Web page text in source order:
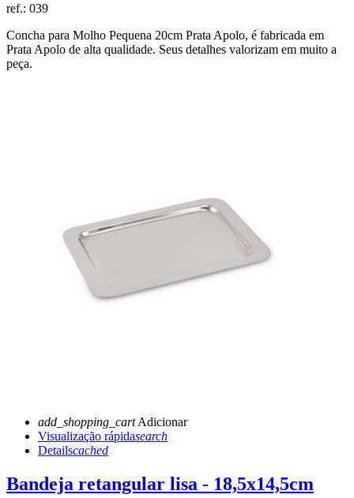
ref.: 039
Concha para Molho Pequena 20cm Prata Apolo, é fabricada em
Prata Apolo de alta qualidade. Seus detalhes valorizam em muito a
peça.
add_shopping_cartAdicionar
Visualização rápidasearch
Detailscached
Bandeja retangular lisa - 18,5x14,5cm